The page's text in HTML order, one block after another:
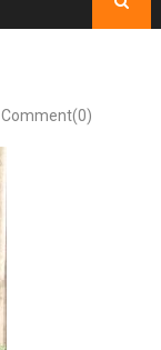
Comment(0)